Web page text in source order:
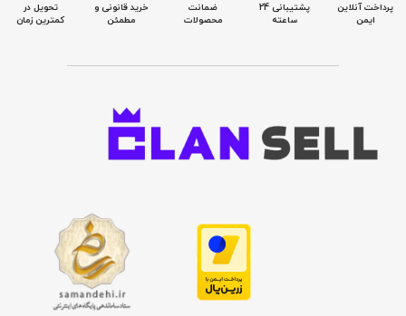
پرداخت آنلاین
ایمن
پشتیبانی 24
ساعته
ضمانت
محصولات
خرید قانونی و
مطمئن
تحویل در
کمترین زمان